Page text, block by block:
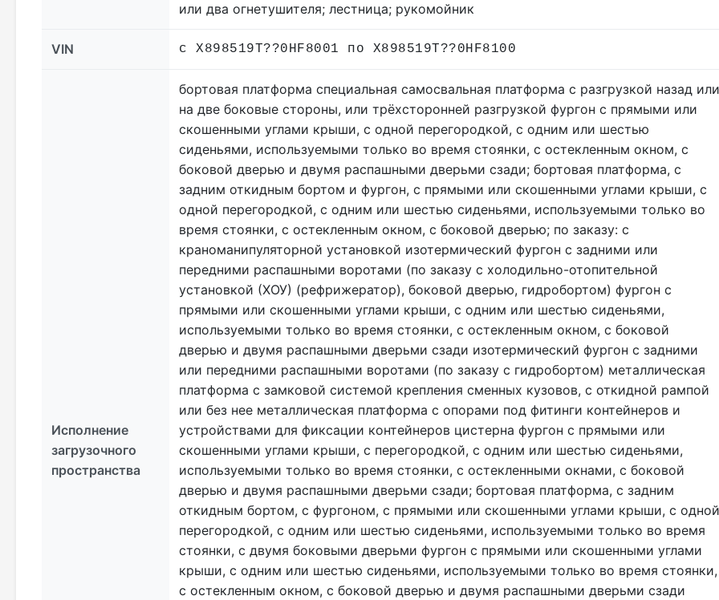
или два огнетушителя; лестница; рукомойник
VIN с X898519T??0HF8001 по X898519T??0HF8100
Исполнение
загрузочного
пространства
бортовая платформа специальная самосвальная платформа с разгрузкой назад или
на две боковые стороны, или трёхсторонней разгрузкой фургон с прямыми или
скошенными углами крыши, с одной перегородкой, с одним или шестью
сиденьями, используемыми только во время стоянки, с остекленным окном, с
боковой дверью и двумя распашными дверьми сзади; бортовая платформа, с
задним откидным бортом и фургон, с прямыми или скошенными углами крыши, с
одной перегородкой, с одним или шестью сиденьями, используемыми только во
время стоянки, с остекленным окном, с боковой дверью; по заказу: с
краноманипуляторной установкой изотермический фургон с задними или
передними распашными воротами (по заказу с холодильно-отопительной
установкой (ХОУ) (рефрижератор), боковой дверью, гидробортом) фургон с
прямыми или скошенными углами крыши, с одним или шестью сиденьями,
используемыми только во время стоянки, с остекленным окном, с боковой
дверью и двумя распашными дверьми сзади изотермический фургон с задними
или передними распашными воротами (по заказу с гидробортом) металлическая
платформа с замковой системой крепления сменных кузовов, с откидной рампой
или без нее металлическая платформа с опорами под фитинги контейнеров и
устройствами для фиксации контейнеров цистерна фургон с прямыми или
скошенными углами крыши, с перегородкой, с одним или шестью сиденьями,
используемыми только во время стоянки, с остекленными окнами, с боковой
дверью и двумя распашными дверьми сзади; бортовая платформа, с задним
откидным бортом, с фургоном, с прямыми или скошенными углами крыши, с одной
перегородкой, с одним или шестью сиденьями, используемыми только во время
стоянки, с двумя боковыми дверьми фургон с прямыми или скошенными углами
крыши, с одним или шестью сиденьями, используемыми только во время стоянки,
с остекленным окном, с боковой дверью и двумя распашными дверьми сзади